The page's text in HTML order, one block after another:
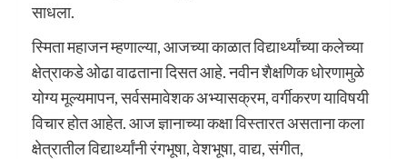
साधला.
स्मिता महाजन म्हणाल्या, आजच्या काळात विद्यार्थ्यांच्या कलेच्या
क्षेत्राकडे ओढा वाढताना दिसत आहे. नवीन शैक्षणिक धोरणामुळे
योग्य मूल्यमापन, सर्वसमावेशक अभ्यासक्रम, वर्गीकरण याविषयी
विचार होत आहेत. आज ज्ञानाच्या कक्षा विस्तारत असताना कला
क्षेत्रातील विद्यार्थ्यांनी रंगभूषा, वेशभूषा, वाद्य, संगीत,